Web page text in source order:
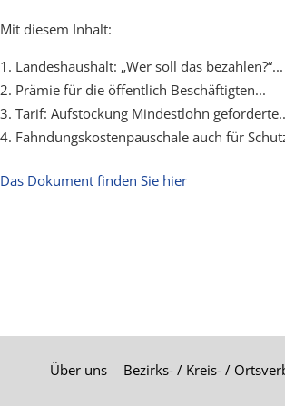
Mit diesem Inhalt:
Landeshaushalt: „Wer soll das bezahlen?“...
Prämie für die öffentlich Beschäftigten...
Tarif: Aufstockung Mindestlohn
Fahndungskostenpauschale auch für
Das Dokument finden Sie hier
Über uns Bezirks- / Kreis- /